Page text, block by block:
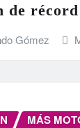
de récord
Gómez
MÁS